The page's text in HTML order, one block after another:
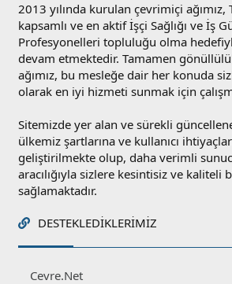
2013 yılında kurulan çevrimiçi
kapsamlı ve en aktif İşçi Sağlığı ve İş
Profesyonelleri topluluğu olma
devam etmektedir. Tamamen
ağımız, bu mesleğe dair her konuda
olarak en iyi hizmeti sunmak için
Sitemizde yer alan ve sürekli
ülkemiz şartlarına ve kullanıcı
geliştirilmekte olup, daha verimli
aracılığıyla sizlere kesintisiz ve kaliteli
sağlamaktadır.
DESTEKLEDIKLERIMIZ
Cevre.Net